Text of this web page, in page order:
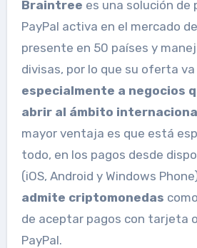
Braintree es una solución de
PayPal activa en el mercado
presente en 50 países y
divisas, por lo que su oferta va
especialmente a negocios
abrir al ámbito
mayor ventaja es que está
todo, en los pagos desde
(iOS, Android y Windows
admite criptomonedas
de aceptar pagos con tarjeta
PayPal.